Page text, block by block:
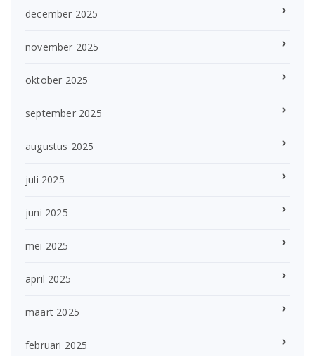
december 2025
november 2025
oktober 2025
september 2025
augustus 2025
juli 2025
juni 2025
mei 2025
april 2025
maart 2025
februari 2025